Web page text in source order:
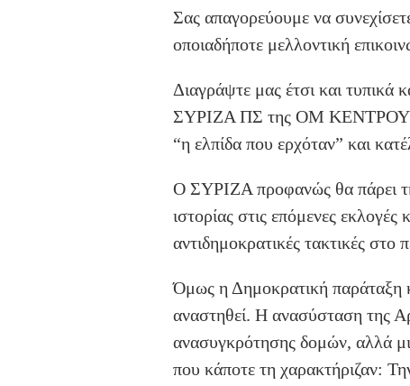
Σας απαγορεύουμε να
οποιαδήποτε μελλοντική
Διαγράψτε μας έτσι και τυπικά
ΣΥΡΙΖΑ ΠΣ της ΟΜ ΚΕΝΤΡΟΥ
“η ελπίδα που ερχόταν” και
Ο ΣΥΡΙΖΑ προφανώς θα πάρει τη
ιστορίας στις επόμενες
αντιδημοκρατικές τακτικές στο
Όμως η Δημοκρατική παράταξη
αναστηθεί. Η ανασύσταση της
ανασυγκρότησης δομών, αλλά
που κάποτε τη χαρακτήριζαν: Τ